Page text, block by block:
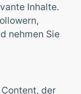
Inhalte.
nehmen Sie
der